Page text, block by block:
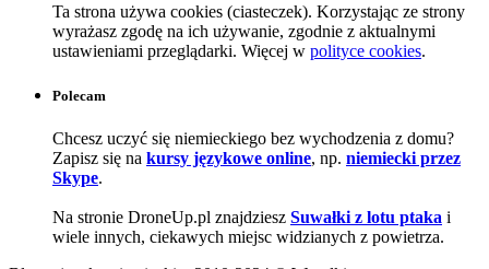
Ta strona używa cookies (ciasteczek). Korzystając ze strony
wyrażasz zgodę na ich używanie, zgodnie z aktualnymi
ustawieniami przeglądarki. Więcej w polityce cookies.
Polecam
Chcesz uczyć się niemieckiego bez wychodzenia z domu?
Zapisz się na kursy językowe online, np. niemiecki przez
Skype.
Na stronie DroneUp.pl znajdziesz Suwałki z lotu ptaka i
wiele innych, ciekawych miejsc widzianych z powietrza.